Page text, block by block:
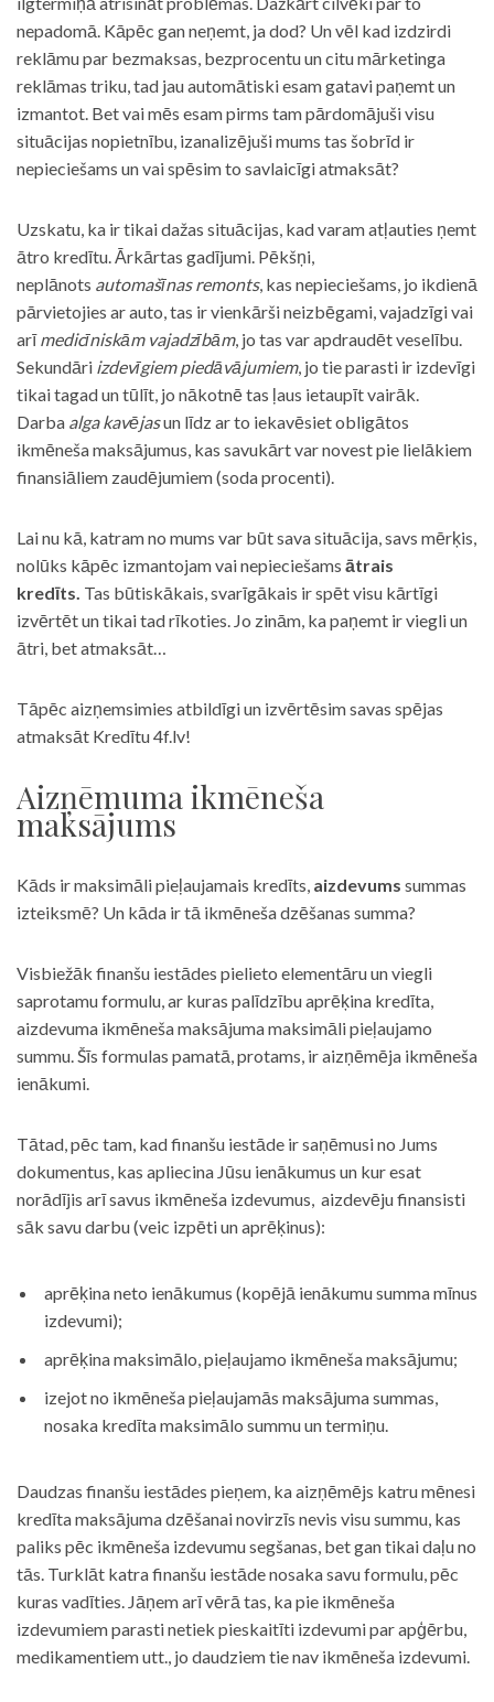
nepadomā. Kāpēc gan neņemt, ja dod? Un vēl kad izdzirdi
reklāmu par bezmaksas, bezprocentu un citu mārketinga
reklāmas triku, tad jau automātiski esam gatavi paņemt un
izmantot. Bet vai mēs esam pirms tam pārdomājuši visu
situācijas nopietnību, izanalizējuši mums tas šobrīd ir
nepieciešams un vai spēsim to savlaicīgi atmaksāt?
Uzskatu, ka ir tikai dažas situācijas, kad varam atļauties ņemt
ātro kredītu. Ārkārtas gadījumi. Pēkšņi,
neplānots automašīnas remonts, kas nepieciešams, jo ikdienā
pārvietojies ar auto, tas ir vienkārši neizbēgami, vajadzīgi vai
arīmedicīniskām vajadzībām, jo tas var apdraudēt veselību.
Sekundāri izdevīgiem piedāvājumiem, jo tie parasti ir izdevīgi
tikai tagad un tūlīt, jo nākotnē tas ļaus ietaupīt vairāk.
Darba alga kavējasun līdz ar to iekavēsiet obligātos
ikmēneša maksājumus, kas savukārt var novest pie lielākiem
finansiāliem zaudējumiem (soda procenti).
Lai nu kā, katram no mums var būt sava situācija, savs mērķis,
nolūks kāpēc izmantojam vai nepieciešams ātrais
kredīts. Tas būtiskākais, svarīgākais ir spēt visu kārtīgi
izvērtēt un tikai tad rīkoties. Jo zinām, ka paņemt ir viegli un
ātri, bet atmaksāt…
Tāpēc aizņemsimies atbildīgi un izvērtēsim savas spējas
atmaksāt Kredītu 4f.lv!
Aizņēmuma ikmēneša
maksājums
Kāds ir maksimāli pieļaujamais kredīts, aizdevums summas
izteiksmē? Un kāda ir tā ikmēneša dzēšanas summa?
Visbiežāk finanšu iestādes pielieto elementāru un viegli
saprotamu formulu, ar kuras palīdzību aprēķina kredīta,
aizdevuma ikmēneša maksājuma maksimāli pieļaujamo
summu. Šīs formulas pamatā, protams, ir aizņēmēja ikmēneša
ienākumi.
Tātad, pēc tam, kad finanšu iestāde ir saņēmusi no Jums
dokumentus, kas apliecina Jūsu ienākumus un kur esat
norādījis arī savus ikmēneša izdevumus, aizdevēju finansisti
sāk savu darbu (veic izpēti un aprēķinus):
aprēķina neto ienākumus (kopējā ienākumu summa mīnus
izdevumi);
aprēķina maksimālo, pieļaujamo ikmēneša maksājumu;
izejot no ikmēneša pieļaujamās maksājuma summas,
nosaka kredīta maksimālo summu un termiņu.
Daudzas finanšu iestādes pieņem, ka aizņēmējs katru mēnesi
kredīta maksājuma dzēšanai novirzīs nevis visu summu, kas
paliks pēc ikmēneša izdevumu segšanas, bet gan tikai daļu no
tās. Turklāt katra finanšu iestāde nosaka savu formulu, pēc
kuras vadīties. Jāņem arī vērā tas, ka pie ikmēneša
izdevumiem parasti netiek pieskaitīti izdevumi par apģērbu,
medikamentiem utt., jo daudziem tie nav ikmēneša izdevumi.